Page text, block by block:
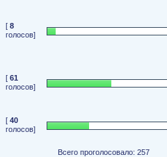
[8
голосов]
[61
голосов]
[40
голосов]
Всего проголосовало: 257